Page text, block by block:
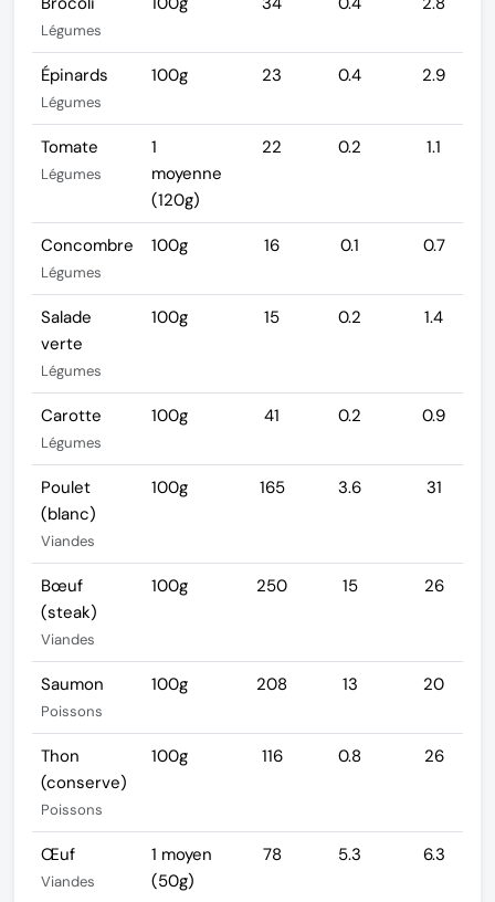
Légumes
Épinards
Légumes
100g 23 0.4 2.9
Tomate
Légumes
1
moyenne
(120g)
22 0.2 1.1
Concombre
Légumes
100g 16 0.1 0.7
Salade
verte
Légumes
100g 15 0.2 1.4
Carotte
Légumes
100g 41 0.2 0.9
Poulet
(blanc)
Viandes
100g 165 3.6 31
Bœuf
(steak)
Viandes
100g 250 15 26
Saumon
Poissons
100g 208 13 20
Thon
(conserve)
Poissons
100g 116 0.8 26
Œuf
Viandes
1 moyen
(50g)
78 5.3 6.3